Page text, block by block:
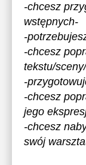
-chcesz
wstępnych-
-
-chcesz
tekstu/
-
-chcesz
jego
-chcesz
swój